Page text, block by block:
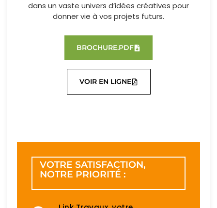
dans un vaste univers d’idées créatives pour
donner vie à vos projets futurs.
BROCHURE.PDF
VOIR EN LIGNE
VOTRE SATISFACTION,
NOTRE PRIORITÉ :